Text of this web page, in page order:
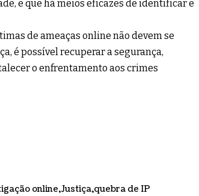
e que há meios eficazes de identificar e
de ameaças online não devem se
é possível recuperar a segurança,
o enfrentamento aos crimes
online Justiça quebra de IP